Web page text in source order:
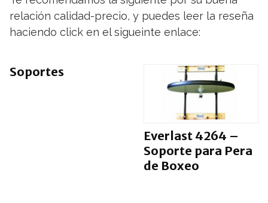
relación calidad-precio, y puedes leer la reseña
haciendo click en el sigueinte enlace:
Soportes
Everlast 4264 –
Soporte para Pera
de Boxeo